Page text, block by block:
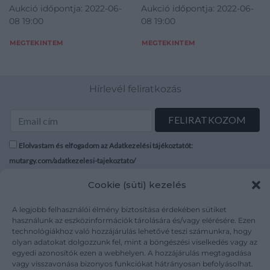
Cookie (süti) kezelés
A legjobb felhasználói élmény biztosítása érdekében sütiket
használunk az eszközinformációk tárolására és/vagy elérésére. Ezen
technológiákhoz való hozzájárulás lehetővé teszi számunkra, hogy
olyan adatokat dolgozzunk fel, mint a böngészési viselkedés vagy az
egyedi azonosítók ezen a webhelyen. A hozzájárulás megtagadása
vagy visszavonása bizonyos funkciókat hátrányosan befolyásolhat.
1977
Aukció időpontja: 2022-06-
08 19:00
MEGTEKINTEM
Aukció időpontja: 2022-06-
08 19:00
MEGTEKINTEM
Hírlevél feliratkozás
Elolvastam és elfogadom az Adatkezelési tájékoztatót:
mutargy.com/adatkezelesi-tajekoztato/
Médiaajánlat
Karrier
Kapcsolat
Áraink
ÁSZF
Adatvédelem
Impresszum